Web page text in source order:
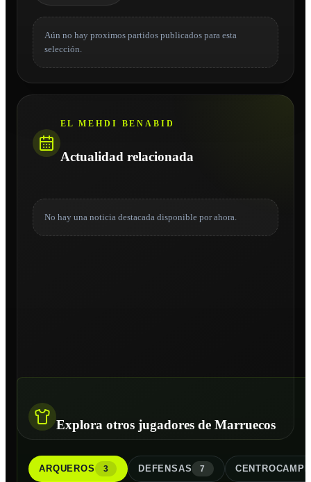
Aún no hay proximos partidos publicados para esta
selección.
EL MEHDI BENABID
Actualidad relacionada
No hay una noticia destacada disponible por ahora.
Explora otros jugadores de Marruecos
ARQUEROS 3 DEFENSAS 7